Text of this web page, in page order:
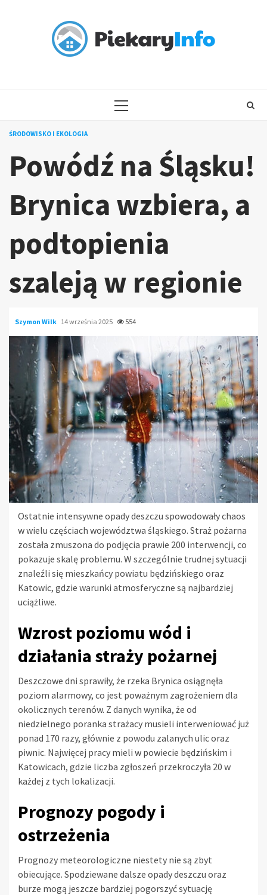
PRIMARY
ŚRODOWISKO I EKOLOGIA
Powódź na Śląsku!
Brynica wzbiera, a
podtopienia
szaleją w regionie
Szymon Wilk 14 września 2025 554
Ostatnie intensywne opady deszczu spowodowały chaos
w wielu częściach województwa śląskiego. Straż pożarna
została zmuszona do podjęcia prawie 200 interwencji, co
pokazuje skalę problemu. W szczególnie trudnej sytuacji
znaleźli się mieszkańcy powiatu będzińskiego oraz
Katowic, gdzie warunki atmosferyczne są najbardziej
uciążliwe.
Wzrost poziomu wód i
działania straży pożarnej
Deszczowe dni sprawiły, że rzeka Brynica osiągnęła
poziom alarmowy, co jest poważnym zagrożeniem dla
okolicznych terenów. Z danych wynika, że od
niedzielnego poranka strażacy musieli interweniować już
ponad 170 razy, głównie z powodu zalanych ulic oraz
piwnic. Najwięcej pracy mieli w powiecie będzińskim i
Katowicach, gdzie liczba zgłoszeń przekroczyła 20 w
każdej z tych lokalizacji.
Prognozy pogody i
ostrzeżenia
Prognozy meteorologiczne niestety nie są zbyt
obiecujące. Spodziewane dalsze opady deszczu oraz
burze mogą jeszcze bardziej pogorszyć sytuację